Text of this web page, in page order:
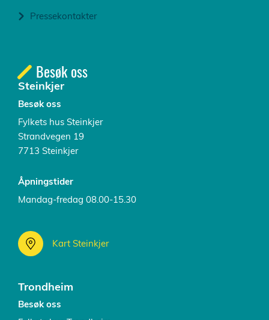
Pressekontakter
Besøk oss
Steinkjer
Besøk oss
Fylkets hus Steinkjer
Strandvegen 19
7713 Steinkjer
Åpningstider
Mandag-fredag 08.00-15.30
Kart Steinkjer
Trondheim
Besøk oss